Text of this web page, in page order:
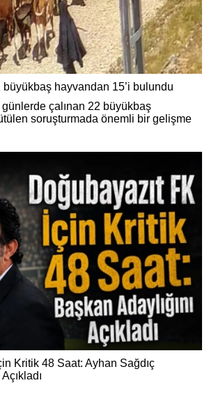
büyükbaş hayvandan 15’i bulundu
günlerde çalınan 22 büyükbaş
soruşturmada önemli bir gelişme
Kritik 48 Saat: Ayhan Sağdıç